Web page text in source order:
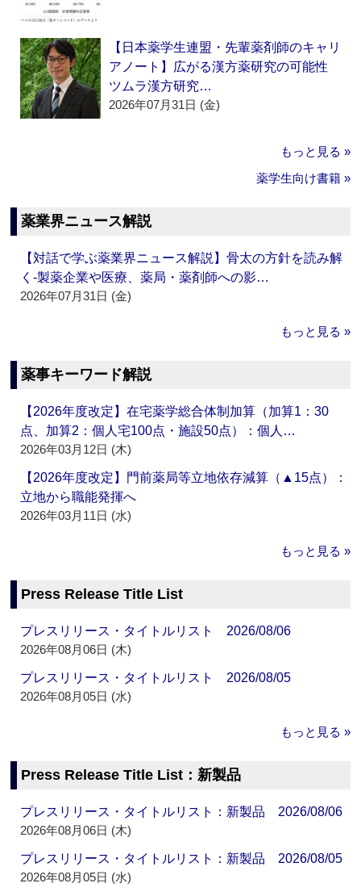
【日本薬学生連盟・先輩薬剤師のキャリ
アノート】広がる漢方薬研究の可能性
ツムラ漢方研究…
2026年07月31日 (金)
もっと見る »
薬学生向け書籍 »
薬業界ニュース解説
【対話で学ぶ薬業界ニュース解説】骨太の方針を読み解
く‐製薬企業や医療、薬局・薬剤師への影…
2026年07月31日 (金)
もっと見る »
薬事キーワード解説
【2026年度改定】在宅薬学総合体制加算（加算1：30
点、加算2：個人宅100点・施設50点）：個人…
2026年03月12日 (木)
【2026年度改定】門前薬局等立地依存減算（▲15点）：
立地から職能発揮へ
2026年03月11日 (水)
もっと見る »
Press Release Title List
プレスリリース・タイトルリスト 2026/08/06
2026年08月06日 (木)
プレスリリース・タイトルリスト 2026/08/05
2026年08月05日 (水)
もっと見る »
Press Release Title List：新製品
プレスリリース・タイトルリスト：新製品 2026/08/06
2026年08月06日 (木)
プレスリリース・タイトルリスト：新製品 2026/08/05
2026年08月05日 (水)